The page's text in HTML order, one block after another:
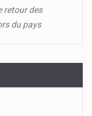
retour des
du pays